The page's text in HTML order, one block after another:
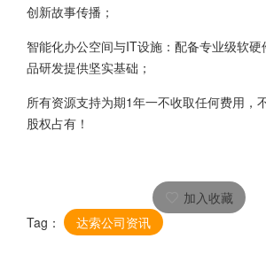
创新故事传播；
智能化办公空间与IT设施：配备专业级软
品研发提供坚实基础；
所有资源支持为期1年一不收取任何费用，
股权占有！
加入收藏
Tag：
达索公司资讯